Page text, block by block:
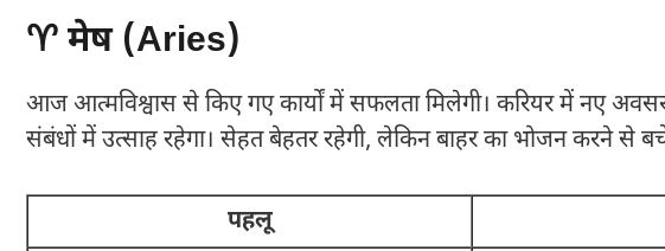
♈ मेष (Aries)
आज आत्मविश्वास से किए गए कार्यों में सफलता मिलेगी। करियर में नए अवसर
संबंधों में उत्साह रहेगा। सेहत बेहतर रहेगी, लेकिन बाहर का भोजन करने से
पहलू